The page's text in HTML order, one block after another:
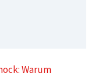
Warum